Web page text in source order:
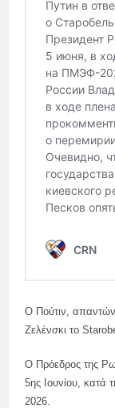
Ο Πούτιν,
Ζελένσκι το
Ο Πρόεδρος της
5ης Ιουνίου, κατά
2026.